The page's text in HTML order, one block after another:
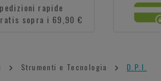
rapide
sopra i 69,90 €
Strumenti e Tecnologia D.P.I.